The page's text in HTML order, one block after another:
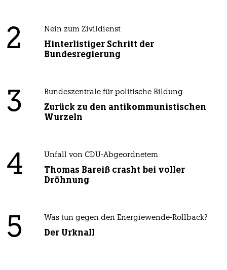
2 Nein zum Zivildienst
Hinterlistiger Schritt der
Bundesregierung
3 Bundeszentrale für politische Bildung
Zurück zu den antikommunistischen
Wurzeln
4 Unfall von CDU-Abgeordnetem
Thomas Bareiß crasht bei voller
Dröhnung
5 Was tun gegen den Energiewende-Rollback?
Der Urknall